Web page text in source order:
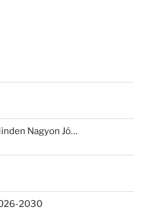
Nagyon Jó…
2030